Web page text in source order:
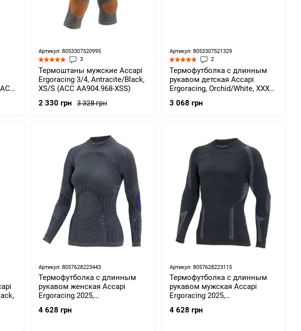
Артикул: 8053307520995
3
Термоштаны мужские Accapi
Ergoracing 3/4, Antracite/Black,
XS/S (ACC AА904.968-XSS)
3 328 грн
2 330 грн
Артикул: 8053307521329
2
Термофутболка с длинным
рукавом детская Accapi
Ergoracing, Orchid/White, XXXS
3 068 грн
Артикул: 8057628223443
Термофутболка с длинным
рукавом женская Accapi
Ergoracing 2025,
AА981.6675-ML)
4 628 грн
Артикул: 8057628223115
Термофутболка с длинным
рукавом мужская Accapi
Ergoracing 2025,
AА971.9966-ML)
4 628 грн